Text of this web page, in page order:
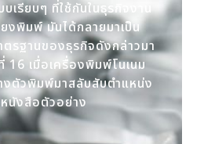
เรียบๆ ที่ใช้กันในธุรกิจงาน
งพิมพ์ มันได้กลายมาเป็น
ตรฐานของธุรกิจดังกล่าวมา
เมื่อเครื่องพิมพ์โนเนม
งตัวพิมพ์มาสลับสับตำแหน่ง
นังสือตัวอย่าง